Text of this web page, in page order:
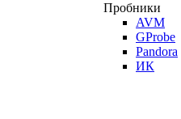
Пробники
AVM
GProbe
Pandora
ИК